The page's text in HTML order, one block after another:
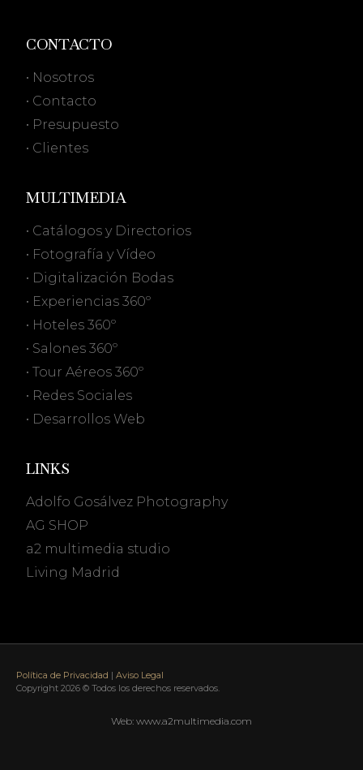
CONTACTO
• Nosotros
• Contacto
• Presupuesto
• Clientes
MULTIMEDIA
• Catálogos y Directorios
• Fotografía y Vídeo
• Digitalización Bodas
• Experiencias 360º
• Hoteles 360º
• Salones 360º
• Tour Aéreos 360º
• Redes Sociales
• Desarrollos Web
LINKS
Adolfo Gosálvez Photography
AG SHOP
a2 multimedia studio
Living Madrid
Política de Privacidad | Aviso Legal
Copyright 2026 © Todos los derechos reservados.
Web: www.a2multimedia.com